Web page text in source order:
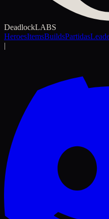
DeadlockLABS
HeroesItemsBuildsPartidas
|